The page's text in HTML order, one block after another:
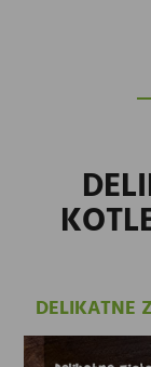
DELIKATNE